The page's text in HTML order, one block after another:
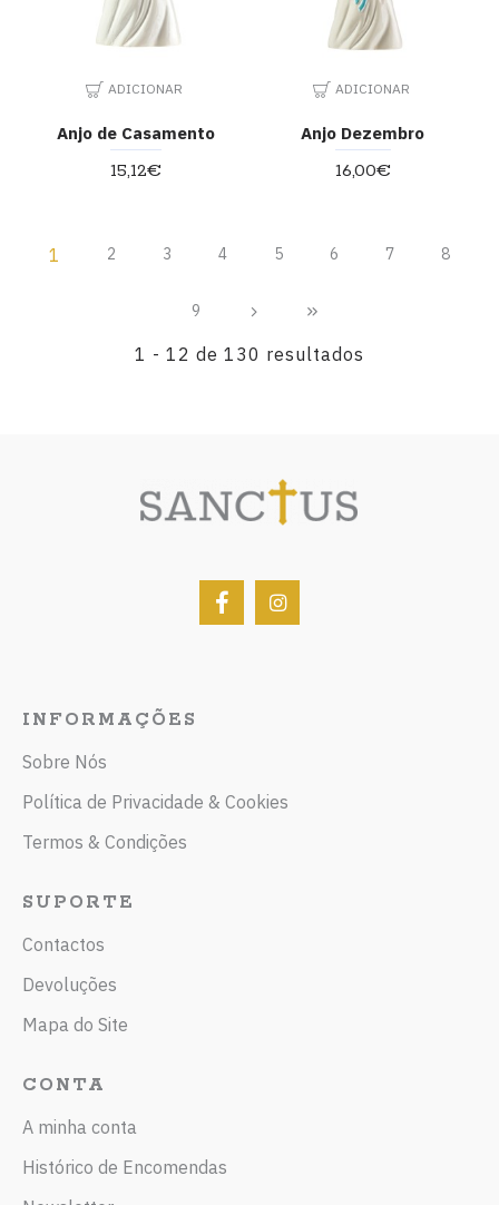
Anjo de Casamento
15,12€
ADICIONAR
Anjo Dezembro
16,00€
ADICIONAR
1 2 3 4 5 6 7 8
9
1 - 12 de 130 resultados
INFORMAÇÕES
Sobre Nós
Política de Privacidade & Cookies
Termos & Condições
SUPORTE
Contactos
Devoluções
Mapa do Site
CONTA
A minha conta
Histórico de Encomendas